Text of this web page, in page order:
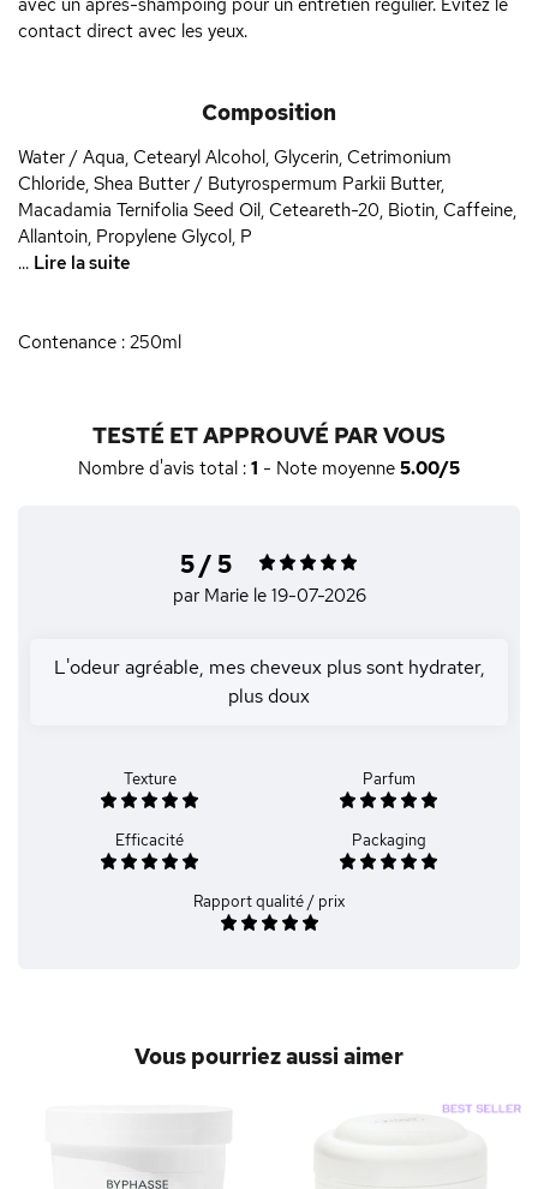
avec un après-shampoing pour un entretien régulier. Évitez le
contact direct avec les yeux.
Composition
Water / Aqua, Cetearyl Alcohol, Glycerin, Cetrimonium
Chloride, Shea Butter / Butyrospermum Parkii Butter,
Macadamia Ternifolia Seed Oil, Ceteareth-20, Biotin, Caffeine,
Allantoin, Propylene Glycol, P
... Lire la suite
Contenance : 250ml
TESTÉ ET APPROUVÉ PAR VOUS
Nombre d'avis total : 1 - Note moyenne 5.00/5
5 / 5
par Marie le 19-07-2026
L'odeur agréable, mes cheveux plus sont hydrater,
plus doux
Texture Parfum
Efficacité Packaging
Rapport qualité / prix
Vous pourriez aussi aimer